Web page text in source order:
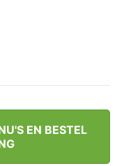
EN BESTEL